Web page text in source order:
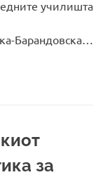
училишта
Барандовска…
за